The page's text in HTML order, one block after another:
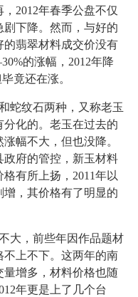
2012年春季公盘不仅
下降。然而，与好的
翡翠材料成交价没有
的涨幅，2012年降
竟还在涨。
纹石两种，又称老玉
分化的。老玉在过去的
幅不大，但也没降。
政府的管控，新玉材料
有所上扬，2011年以
，其价格有了明显的
，前些年因作品题材
上不下。这两年的南
量增多，材料价格也随
年更是上了几个台